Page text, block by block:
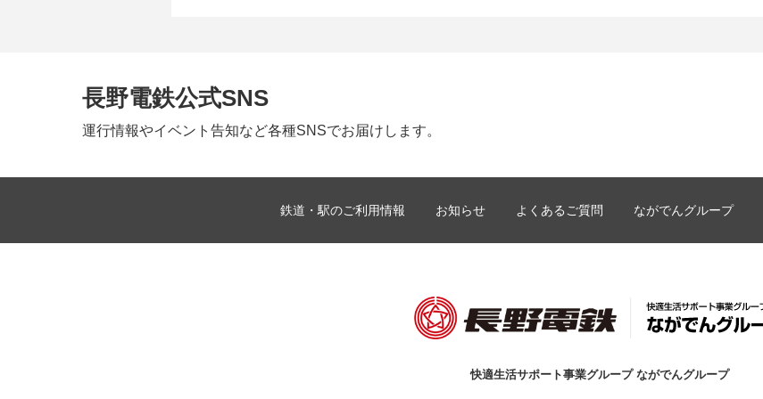
長野電鉄公式SNS
運行情報やイベント告知など各種SNSでお届けします。
鉄道・駅のご利用情報 お知らせ よくあるご質問 ながでんグループ
快適生活サポート事業グループ ながでんグループ